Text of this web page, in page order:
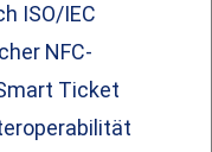
ISO/IEC
NFC-
Ticket